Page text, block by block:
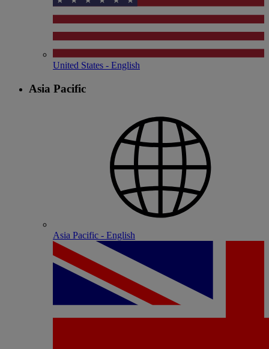
United States - English
Asia Pacific
Asia Pacific - English